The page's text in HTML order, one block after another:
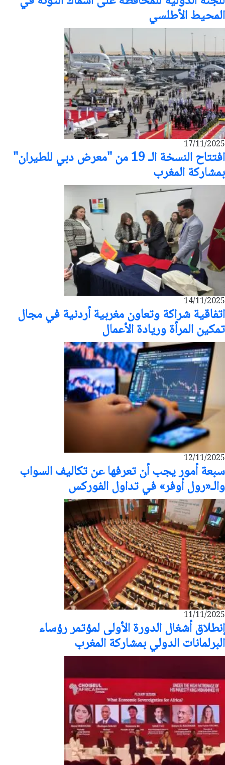
المحيط الأطلسي
17/11/2025
افتتاح النسخة الـ 19 من "معرض دبي للطيران"
بمشاركة المغرب
14/11/2025
اتفاقية شراكة وتعاون مغربية أردنية في مجال
تمكين المرأة وريادة الأعمال
12/11/2025
سبعة أمور يجب أن تعرفها عن تكاليف السواب
والـ«رول أوفر» في تداول الفوركس
11/11/2025
إنطلاق أشغال الدورة الأولى لمؤتمر رؤساء
البرلمانات الدولي بمشاركة المغرب